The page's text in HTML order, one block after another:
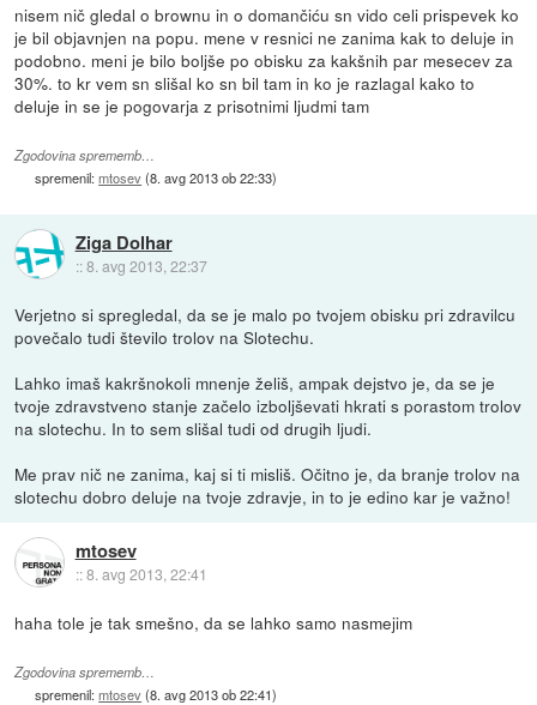
nisem nič gledal o brownu in o domančiću sn vido celi prispevek ko
je bil objavnjen na popu. mene v resnici ne zanima kak to deluje in
podobno. meni je bilo boljše po obisku za kakšnih par mesecev za
30%. to kr vem sn slišal ko sn bil tam in ko je razlagal kako to
deluje in se je pogovarja z prisotnimi ljudmi tam
Zgodovina sprememb…
spremenil:mtosev(8. avg 2013 ob 22:33)
Ziga Dolhar
::8. avg 2013, 22:37
Verjetno si spregledal, da se je malo po tvojem obisku pri zdravilcu
povečalo tudi število trolov na Slotechu.
Lahko imaš kakršnokoli mnenje želiš, ampak dejstvo je, da se je
tvoje zdravstveno stanje začelo izboljševati hkrati s porastom trolov
na slotechu. In to sem slišal tudi od drugih ljudi.
Me prav nič ne zanima, kaj si ti misliš. Očitno je, da branje trolov na
slotechu dobro deluje na tvoje zdravje, in to je edino kar je važno!
mtosev
::8. avg 2013, 22:41
haha tole je tak smešno, da se lahko samo nasmejim
Zgodovina sprememb…
spremenil:mtosev(8. avg 2013 ob 22:41)